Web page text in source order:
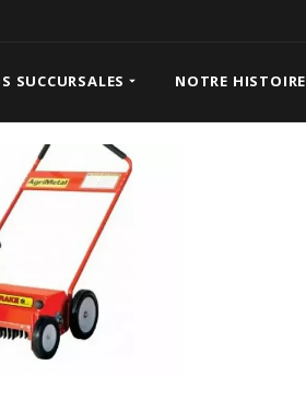
SUCCURSALES NOTRE HISTOIRE